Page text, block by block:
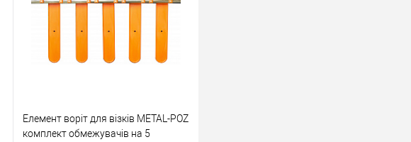
В наявності
Елемент воріт для візків METAL-POZ
комплект обмежувачів на 5